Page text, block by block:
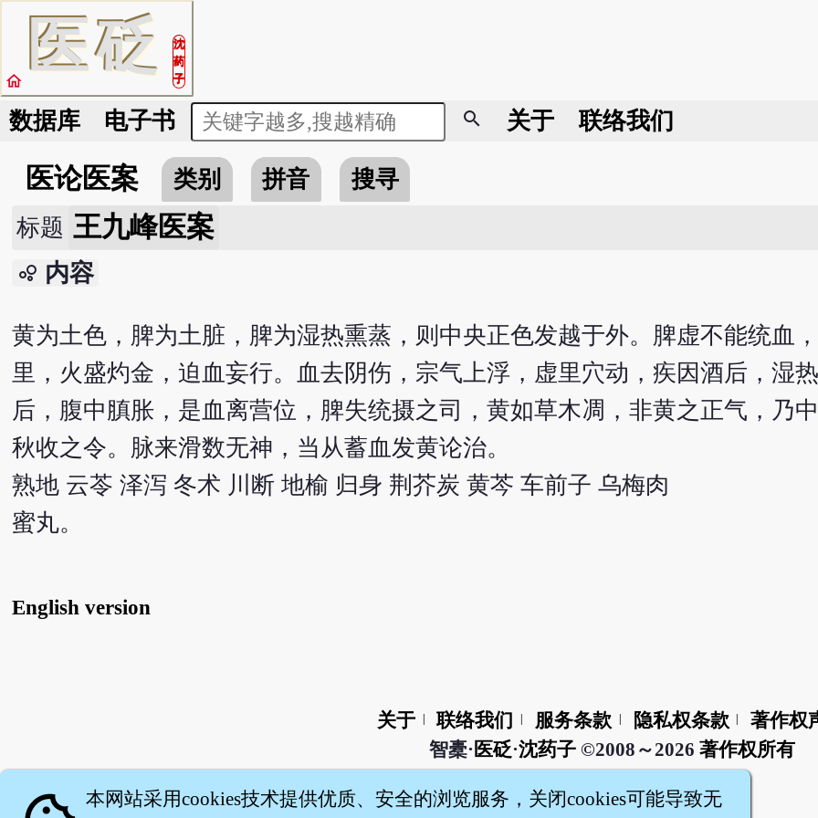
医砭
沈
药
子
home
数据库 电子书 search 关于 联络我们
医论医案 类别 拼音
搜寻
标题 王九峰医案
bubble_chart 内容
黄为土色，脾为土脏，脾为湿热熏蒸，则中央正色发越于外。脾虚不能统血
里，火盛灼金，迫血妄行。血去阴伤，宗气上浮，虚里穴动，疾因酒后，湿
后，腹中䐜胀，是血离营位，脾失统摄之司，黄如草木凋，非黄之正气，乃
秋收之令。脉来滑数无神，当从蓄血发黄论治。
熟地 云苓 泽泻 冬术 川断 地榆 归身 荆芥炭 黄芩 车前子 乌梅肉
蜜丸。
English version
关于 联络我们 服务条款 隐私权条款
著作权
智橐· 医砭·沈药子©2008～2026 著作权所有
本网站采用cookies技术提供优质、安全的浏览服务，关闭cookies可能导致无